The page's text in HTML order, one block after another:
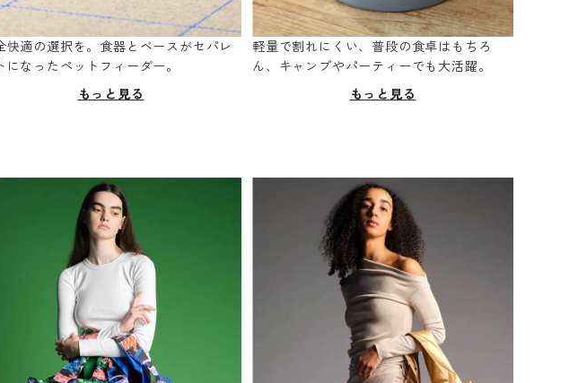
快適の選択を。食器とベースがセパレ
になったペットフィーダー。
もっと見る
軽量で割れにくい、普段の食卓はもちろ
ん、キャンプやパーティーでも大活躍。
もっと見る